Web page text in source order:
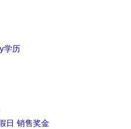
学历
日 销售奖金